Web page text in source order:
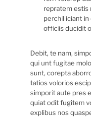
repratem estis
perchil iciant
officiis ducidit
Debit, te nam,
qui unt fugitae
sunt, corepta
tatios volorios
simporit aute pres
quiat odit fugitem
explibus nos